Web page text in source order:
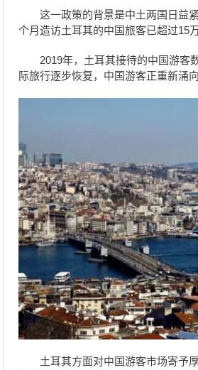
这一政策的背景是中土两国日益
个月造访土耳其的中国旅客已超过15
2019年，土耳其接待的中国游客
际旅行逐步恢复，中国游客正重新涌
土耳其方面对中国游客市场寄予